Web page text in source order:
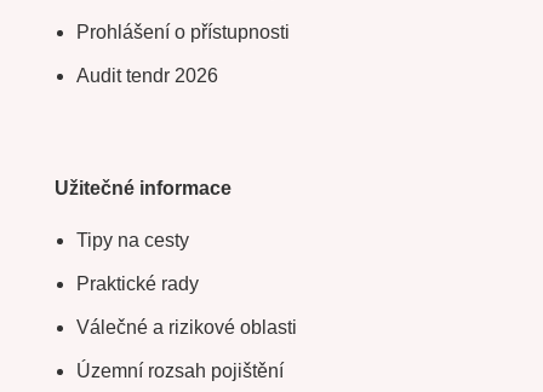
Prohlášení o přístupnosti
Audit tendr 2026
Užitečné informace
Tipy na cesty
Praktické rady
Válečné a rizikové oblasti
Územní rozsah pojištění